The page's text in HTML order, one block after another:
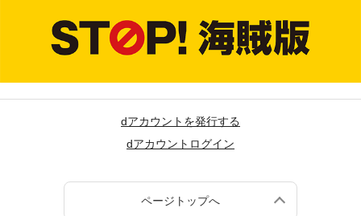
dアカウントを発行する
dアカウントログイン
ページトップへ